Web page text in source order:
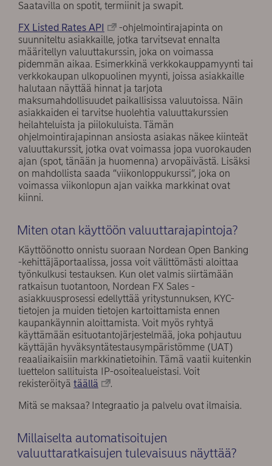
Saatavilla on spotit, termiinit ja swapit.
FX Listed Rates API
-ohjelmointirajapinta on
suunniteltu asiakkaille, jotka tarvitsevat ennalta
määritellyn valuuttakurssin, joka on voimassa
pidemmän aikaa. Esimerkkinä verkkokauppamyynti tai
verkkokaupan ulkopuolinen myynti, joissa asiakkaille
halutaan näyttää hinnat ja tarjota
maksumahdollisuudet paikallisissa valuutoissa. Näin
asiakkaiden ei tarvitse huolehtia valuuttakurssien
heilahteluista ja piilokuluista. Tämän
ohjelmointirajapinnan ansiosta asiakas näkee kiinteät
valuuttakurssit, jotka ovat voimassa jopa vuorokauden
ajan (spot, tänään ja huomenna) arvopäivästä. Lisäksi
on mahdollista saada ”viikonloppukurssi”, joka on
voimassa viikonlopun ajan vaikka markkinat ovat
kiinni.
Miten otan käyttöön valuuttarajapintoja?
Käyttöönotto onnistu suoraan Nordean Open Banking
-kehittäjäportaalissa, jossa voit välittömästi aloittaa
työnkulkusi testauksen. Kun olet valmis siirtämään
ratkaisun tuotantoon, Nordean FX Sales -
asiakkuusprosessi edellyttää yritystunnuksen, KYC-
tietojen ja muiden tietojen kartoittamista ennen
kaupankäynnin aloittamista. Voit myös ryhtyä
käyttämään esituotantojärjestelmää, joka pohjautuu
käyttäjän hyväksyntätestausympäristömme (UAT)
reaaliaikaisiin markkinatietoihin. Tämä vaatii kuitenkin
luettelon sallituista IP-osoitealueistasi. Voit
rekisteröityä täällä
.
Mitä se maksaa? Integraatio ja palvelu ovat ilmaisia.
Millaiselta automatisoitujen
valuuttaratkaisujen tulevaisuus näyttää?